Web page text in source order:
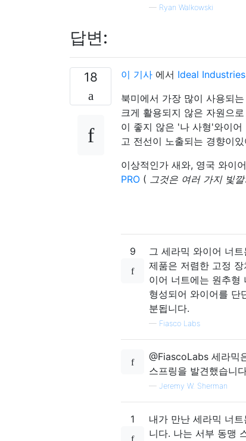
— Ryan Walkowski
답변:
18 이 기사 에서 Ideal Industries
북미에서 가장 많이 사용되
크게 활용되지 않은 자원으
이 좋지 않은 '나 사형'와이
고 전선이 노출되는 경향이
이상적인가 새와, 영국 와이
PRO ( 그것은 여러 가지 빛
9
그 세라믹 와이어 너
제품은 저렴한 고정
이어 너트에는 원추형
형성되어 와이어를 단
분됩니다.
— Fiasco Labs
@FiascoLabs 세라믹
스프링을 발견했습니
— Jeremy W. Sherman
1
내가 만난 세라믹 너
니다. 나는 서부 동맹